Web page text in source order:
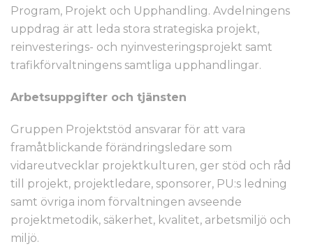
Program, Projekt och Upphandling. Avdelningens
uppdrag är att leda stora strategiska projekt,
reinvesterings- och nyinvesteringsprojekt samt
trafikförvaltningens samtliga upphandlingar.
Arbetsuppgifter och tjänsten
Gruppen Projektstöd ansvarar för att vara
framåtblickande förändringsledare som
vidareutvecklar projektkulturen, ger stöd och råd
till projekt, projektledare, sponsorer, PU:s ledning
samt övriga inom förvaltningen avseende
projektmetodik, säkerhet, kvalitet, arbetsmiljö och
miljö.